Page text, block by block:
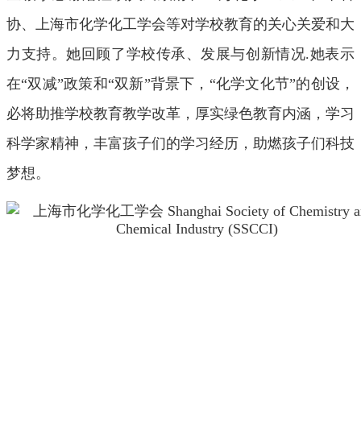
协、上海市化学化工学会等对学校教育的关心关爱和大
力支持。她回顾了学校传承、发展与创新情况.她表示
在“双减”政策和“双新”背景下，“化学文化节”的创设，
必将助推学校教育教学改革，厚实绿色教育内涵，学习
科学家精神，丰富孩子们的学习经历，助燃孩子们科技
梦想。